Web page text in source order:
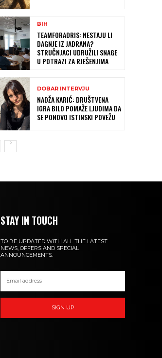
BIH
TEAMFORADRIS: NESTAJU LI
DAGNJE IZ JADRANA?
STRUČNJACI UDRUŽILI SNAGE
U POTRAZI ZA RJEŠENJIMA
DOBAR INTERVJU
NADŽA KARIĆ: DRUŠTVENA
IGRA BILO POMAŽE LJUDIMA DA
SE PONOVO ISTINSKI POVEŽU
STAY IN TOUCH
TO BE UPDATED WITH ALL THE LATEST
NEWS, OFFERS AND SPECIAL
ANNOUNCEMENTS.
SIGN UP